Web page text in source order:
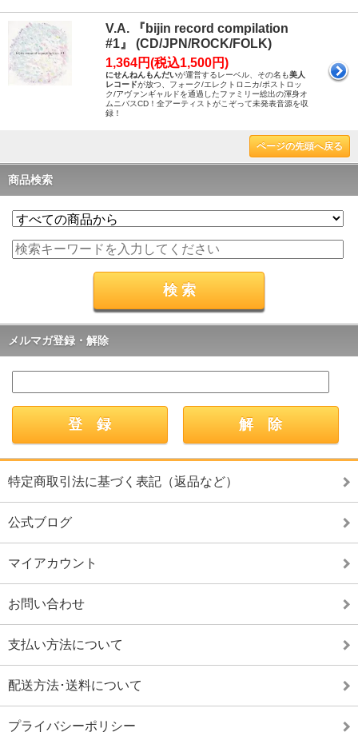
V.A. 『bijin record compilation
#1』 (CD/JPN/ROCK/FOLK)
1,364円(税込1,500円)
にせんねんもんだいが運営するレーベル、その名も美人
レコードが放つ、フォーク/エレクトロニカ/ポストロッ
ク/アヴァンギャルドを通過したファミリー総出の渾身オ
ムニバスCD！全アーティストがこぞって未発表音源を収
録！
ページの先頭へ戻る
商品検索
メルマガ登録・解除
特定商取引法に基づく表記（返品など）
公式ブログ
マイアカウント
お問い合わせ
支払い方法について
配送方法･送料について
プライバシーポリシー